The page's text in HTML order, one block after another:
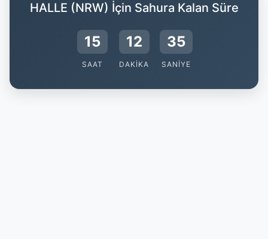
HALLE (NRW) İçin Sahura Kalan Süre
15
SAAT
12
DAKIKA
34
SANIYE